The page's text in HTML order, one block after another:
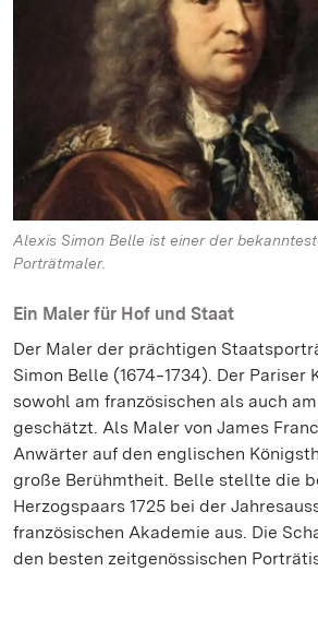
Alexis Simon Belle ist einer der
Porträtmaler.
Ein Maler für Hof und Staat
Der Maler der prächtigen
Simon Belle (1674‒1734). Der Pariser
sowohl am französischen als auch
geschätzt. Als Maler von James
Anwärter auf den englischen
große Berühmtheit. Belle stellte die
Herzogspaars 1725 bei der
französischen Akademie aus. Die
den besten zeitgenössischen